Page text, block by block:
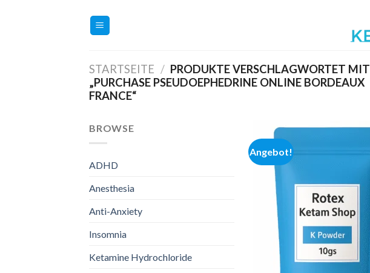
STARTSEITE / PRODUKTE VERSCHLAGWORTET MIT
„PURCHASE PSEUDOEPHEDRINE ONLINE BORDEAUX
FRANCE“
BROWSE
ADHD
Anesthesia
Anti-Anxiety
Insomnia
Ketamine Hydrochloride
Angebot!